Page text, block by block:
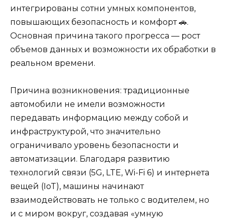
интегрированы сотни умных компонентов,
повышающих безопасность и комфорт 🚗.
Основная причина такого прогресса — рост
объемов данных и возможности их обработки в
реальном времени.
Причина возникновения: традиционные
автомобили не имели возможности
передавать информацию между собой и
инфраструктурой, что значительно
ограничивало уровень безопасности и
автоматизации. Благодаря развитию
технологий связи (5G, LTE, Wi-Fi 6) и интернета
вещей (IoT), машины начинают
взаимодействовать не только с водителем, но
и с миром вокруг, создавая «умную